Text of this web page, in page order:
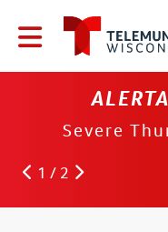
Severe
1 / 2